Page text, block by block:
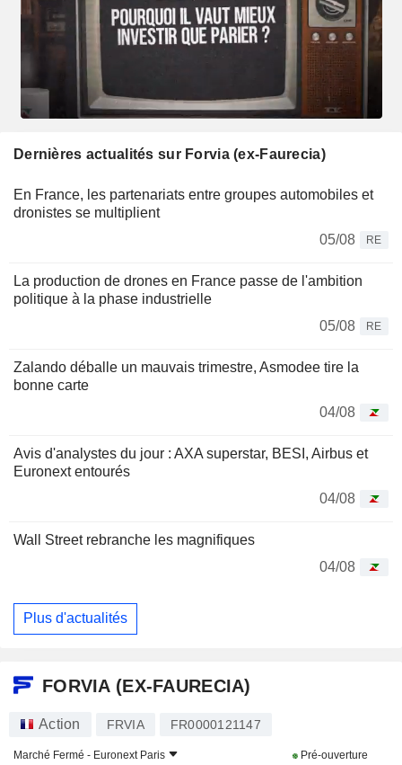
Dernières actualités sur Forvia (ex-Faurecia)
En France, les partenariats entre groupes automobiles et
dronistes se multiplient
05/08
RE
La production de drones en France passe de l'ambition
politique à la phase industrielle
05/08
RE
Zalando déballe un mauvais trimestre, Asmodee tire la
bonne carte
04/08
Avis d'analystes du jour : AXA superstar, BESI, Airbus et
Euronext entourés
04/08
Wall Street rebranche les magnifiques
04/08
Plus d'actualités
FORVIA (EX-FAURECIA)
Action FRVIA FR0000121147
Marché Fermé - Euronext Paris Pré-ouverture